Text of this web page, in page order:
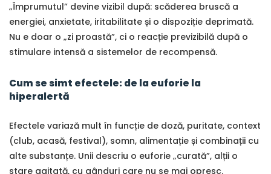
„Împrumutul” devine vizibil după: scăderea bruscă a
energiei, anxietate, iritabilitate și o dispoziție deprimată.
Nu e doar o „zi proastă”, ci o reacție previzibilă după o
stimulare intensă a sistemelor de recompensă.
Cum se simt efectele: de la euforie la
hiperalertă
Efectele variază mult în funcție de doză, puritate, context
(club, acasă, festival), somn, alimentație și combinații cu
alte substanțe. Unii descriu o euforie „curată”, alții o
stare agitată, cu gânduri care nu se mai opresc.